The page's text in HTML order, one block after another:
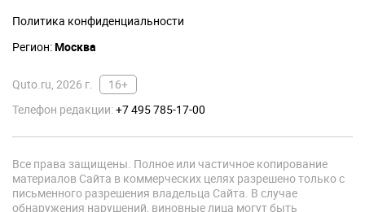
Политика конфиденциальности
Регион:Москва
Quto.ru, 2026 г.
16+
Телефон редакции:+7 495 785-17-00
Все права защищены. Полное или частичное копирование
материалов Сайта в коммерческих целях разрешено только с
письменного разрешения владельца Сайта. В случае
обнаружения нарушений, виновные лица могут быть